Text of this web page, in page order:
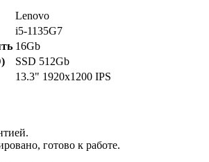
Lenovo
i5-1135G7
16Gb
SSD 512Gb
13.3" 1920x1200 IPS
готово к работе.